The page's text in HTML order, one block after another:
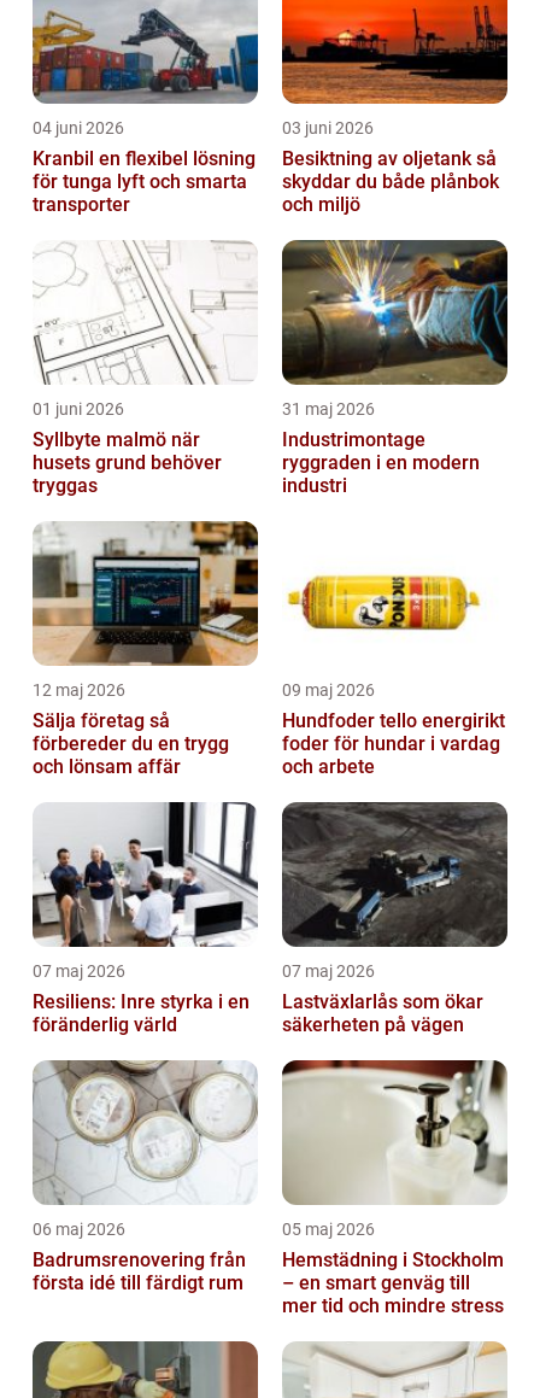
04 juni 2026
Kranbil en flexibel lösning
för tunga lyft och smarta
transporter
03 juni 2026
Besiktning av oljetank så
skyddar du både plånbok
och miljö
01 juni 2026
Syllbyte malmö när
husets grund behöver
tryggas
31 maj 2026
Industrimontage
ryggraden i en modern
industri
12 maj 2026
Sälja företag så
förbereder du en trygg
och lönsam affär
09 maj 2026
Hundfoder tello energirikt
foder för hundar i vardag
och arbete
07 maj 2026
Resiliens: Inre styrka i en
föränderlig värld
07 maj 2026
Lastväxlarlås som ökar
säkerheten på vägen
06 maj 2026
Badrumsrenovering från
första idé till färdigt rum
05 maj 2026
Hemstädning i Stockholm
– en smart genväg till
mer tid och mindre stress